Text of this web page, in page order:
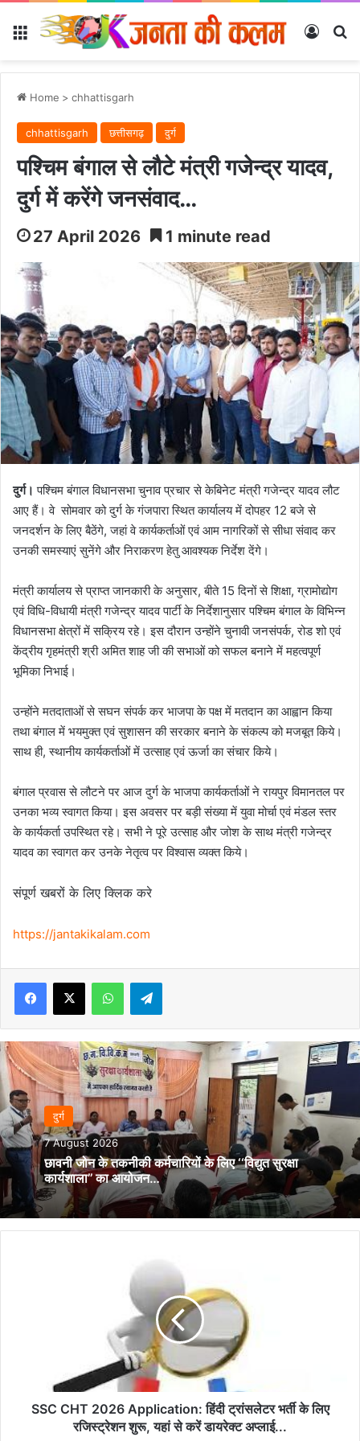
Menu Log In
Home > chhattisgarh
chhattisgarh छत्तीसगढ़ दुर्ग
पश्चिम बंगाल से लौटे मंत्री गजेन्द्र यादव,
दुर्ग में करेंगे जनसंवाद…
27 April 2026 1 minute read
दुर्ग। पश्चिम बंगाल विधानसभा चुनाव प्रचार से केबिनेट मंत्री गजेन्द्र यादव लौट
आए हैं। वे सोमवार को दुर्ग के गंजपारा स्थित कार्यालय में दोपहर 12 बजे से
जनदर्शन के लिए बैठेंगे, जहां वे कार्यकर्ताओं एवं आम नागरिकों से सीधा संवाद कर
उनकी समस्याएं सुनेंगे और निराकरण हेतु आवश्यक निर्देश देंगे।
मंत्री कार्यालय से प्राप्त जानकारी के अनुसार, बीते 15 दिनों से शिक्षा, ग्रामोद्योग
एवं विधि-विधायी मंत्री गजेन्द्र यादव पार्टी के निर्देशानुसार पश्चिम बंगाल के विभिन्न
विधानसभा क्षेत्रों में सक्रिय रहे। इस दौरान उन्होंने चुनावी जनसंपर्क, रोड शो एवं
केंद्रीय गृहमंत्री श्री अमित शाह जी की सभाओं को सफल बनाने में महत्वपूर्ण
भूमिका निभाई।
उन्होंने मतदाताओं से सघन संपर्क कर भाजपा के पक्ष में मतदान का आह्वान किया
तथा बंगाल में भयमुक्त एवं सुशासन की सरकार बनाने के संकल्प को मजबूत किये।
साथ ही, स्थानीय कार्यकर्ताओं में उत्साह एवं ऊर्जा का संचार किये।
बंगाल प्रवास से लौटने पर आज दुर्ग के भाजपा कार्यकर्ताओं ने रायपुर विमानतल पर
उनका भव्य स्वागत किया। इस अवसर पर बड़ी संख्या में युवा मोर्चा एवं मंडल स्तर
के कार्यकर्ता उपस्थित रहे। सभी ने पूरे उत्साह और जोश के साथ मंत्री गजेन्द्र
यादव का स्वागत कर उनके नेतृत्व पर विश्वास व्यक्त किये।
संपूर्ण खबरों के लिए क्लिक करे
https://jantakikalam.com
Facebook
X WhatsAppTelegram
दुर्ग
7 August 2026
छावनी जोन के तकनीकी कर्मचारियों के लिए ‘‘विद्युत सुरक्षा
कार्यशाला’’ का आयोजन…
रजिस्ट्रेशन
SSC CHT 2026 Application: हिंदी ट्रांसलेटर भर्ती के लिए
रजिस्ट्रेशन शुरू, यहां से करें डायरेक्ट अप्लाई...